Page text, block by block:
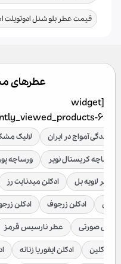
قیمت عطر بلو شنل ادوتویلت
عطرهای
[widget
6"]
نمایندگی آمواج در ایران لالیک
ورساچه کریستال نویر ورساچه
عطر لاویه بل ادکلن میدنایت رز
ادکلن زرجوف ادکلن
صورتی عطر نارسیس قرمز
کلین ادکلن ایفوریا زنانه